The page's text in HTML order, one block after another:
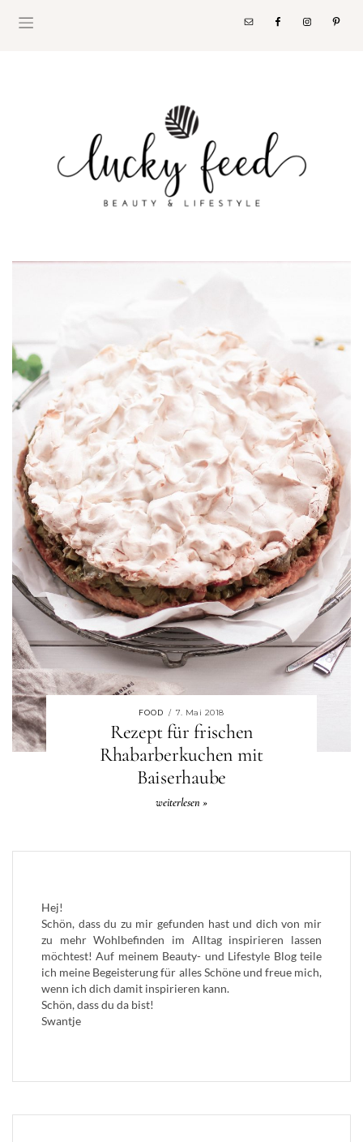
FOOD / 7. Mai 2018
Rezept für frischen
Rhabarberkuchen mit
Baiserhaube
weiterlesen »
Hej!
Schön, dass du zu mir gefunden hast und dich von mir
zu mehr Wohlbefinden im Alltag inspirieren lassen
möchtest! Auf meinem Beauty- und Lifestyle Blog teile
ich meine Begeisterung für alles Schöne und freue mich,
wenn ich dich damit inspirieren kann.
Schön, dass du da bist!
Swantje